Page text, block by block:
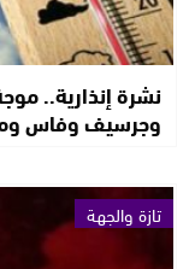
نشرة إنذارية..
وجرسيف وفاس
تازة والجهة